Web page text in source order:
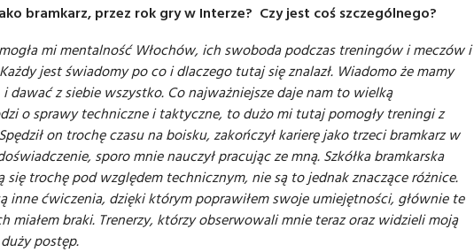
bramkarz, przez rok gry w Interze? Czy jest coś szczególnego?
mi mentalność Włochów, ich swoboda podczas treningów i meczów i
jest świadomy po co i dlaczego tutaj się znalazł. Wiadomo że mamy
dawać z siebie wszystko. Co najważniejsze daje nam to wielką
o sprawy techniczne i taktyczne, to dużo mi tutaj pomogły treningi z
on trochę czasu na boisku, zakończył karierę jako trzeci bramkarz w
sporo mnie nauczył pracując ze mną. Szkółka bramkarska
się trochę pod względem technicznym, nie są to jednak znaczące różnice.
inne ćwiczenia, dzięki którym poprawiłem swoje umiejętności, głównie te
miałem braki. Trenerzy, którzy obserwowali mnie teraz oraz widzieli moją
postęp.